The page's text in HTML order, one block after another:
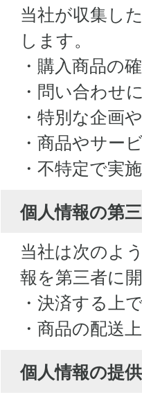
当社が収集し
します。
・購入商品の
・問い合わせ
・特別な企画
・商品やサー
・不特定で実
個人情報の第
当社は次のよ
報を第三者に
・決済する上
・商品の配送
個人情報の提供